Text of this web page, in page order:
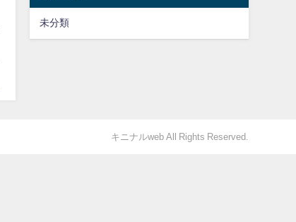
未分類
キニナルweb All Rights Reserved.